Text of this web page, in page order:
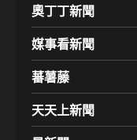
奧丁丁新聞
媒事看新聞
蕃薯藤
天天上新聞